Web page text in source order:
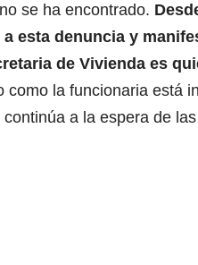
se ha encontrado.
esta denuncia y
de Vivienda es
como la funcionaria está
a la espera de